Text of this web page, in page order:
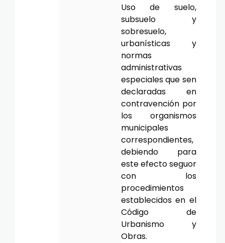
Uso de suelo,
subsuelo y
sobresuelo,
urbanísticas y
normas
administrativas
especiales que sen
declaradas en
contravención por
los organismos
municipales
correspondientes,
debiendo para
este efecto seguor
con los
procedimientos
establecidos en el
Código de
Urbanismo y
Obras.